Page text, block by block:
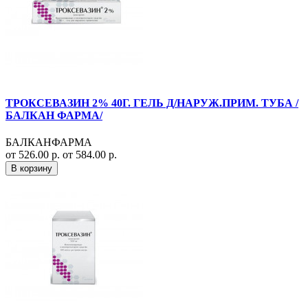
ТРОКСЕВАЗИН 2% 40Г. ГЕЛЬ Д/НАРУЖ.ПРИМ. ТУБА /
БАЛКАН ФАРМА/
БАЛКАНФАРМА
от 526.00 р. от 584.00 р.
В корзину